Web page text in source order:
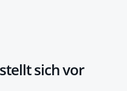
sich vor